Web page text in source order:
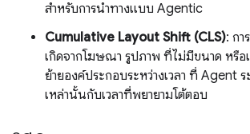
สำหรับการนำทางแบบ Agentic
Cumulative Layout Shift (CLS): กา
เกิดจากโฆษณา รูปภาพ ที่ไม่มีขนาด หรือ
ย้ายองค์ประกอบระหว่างเวลา ที่ Agent
เหล่านั้นกับเวลาที่พยายามโต้ตอบ